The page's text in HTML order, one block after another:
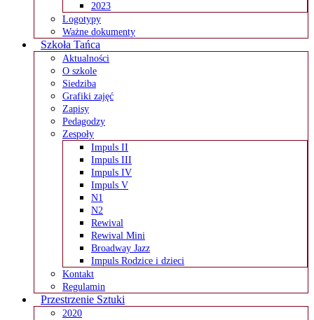
2023
Logotypy
Ważne dokumenty
Szkoła Tańca
Aktualności
O szkole
Siedziba
Grafiki zajęć
Zapisy
Pedagodzy
Zespoły
Impuls II
Impuls III
Impuls IV
Impuls V
N1
N2
Rewival
Rewival Mini
Broadway Jazz
Impuls Rodzice i dzieci
Kontakt
Regulamin
Przestrzenie Sztuki
2020